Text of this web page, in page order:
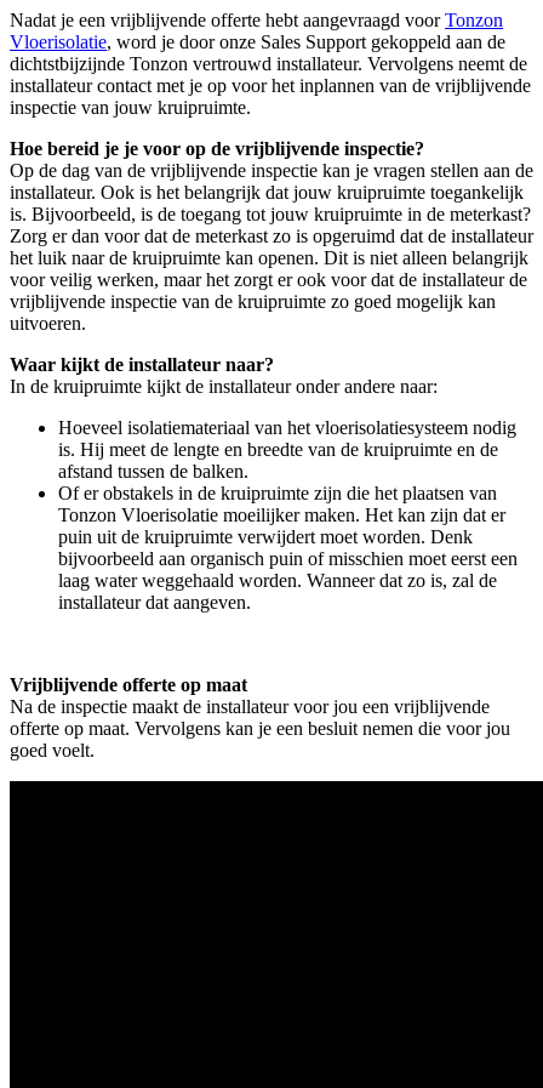
Nadat je een vrijblijvende offerte hebt aangevraagd voorTonzon
Vloerisolatie, word je door onze Sales Support gekoppeld aan de
dichtstbijzijnde Tonzon vertrouwd installateur. Vervolgens neemt de
installateur contact met je op voor het inplannen van de vrijblijvende
inspectie van jouw kruipruimte.
Hoe bereid je je voor op de vrijblijvende inspectie?
Op de dag van de vrijblijvende inspectie kan je vragen stellen aan de
installateur. Ook is het belangrijk dat jouw kruipruimte toegankelijk
is. Bijvoorbeeld, is de toegang tot jouw kruipruimte in de meterkast?
Zorg er dan voor dat de meterkast zo is opgeruimd dat de installateur
het luik naar de kruipruimte kan openen. Dit is niet alleen belangrijk
voor veilig werken, maar het zorgt er ook voor dat de installateur de
vrijblijvende inspectie van de kruipruimte zo goed mogelijk kan
uitvoeren.
Waar kijkt de installateur naar?
In de kruipruimte kijkt de installateur onder andere naar:
Hoeveel isolatiemateriaal van het vloerisolatiesysteem nodig
is. Hij meet de lengte en breedte van de kruipruimte en de
afstand tussen de balken.
Of er obstakels in de kruipruimte zijn die het plaatsen van
Tonzon Vloerisolatie moeilijker maken. Het kan zijn dat er
puin uit de kruipruimte verwijdert moet worden. Denk
bijvoorbeeld aan organisch puin of misschien moet eerst een
laag water weggehaald worden. Wanneer dat zo is, zal de
installateur dat aangeven.
Vrijblijvende offerte op maat
Na de inspectie maakt de installateur voor jou een vrijblijvende
offerte op maat. Vervolgens kan je een besluit nemen die voor jou
goed voelt.